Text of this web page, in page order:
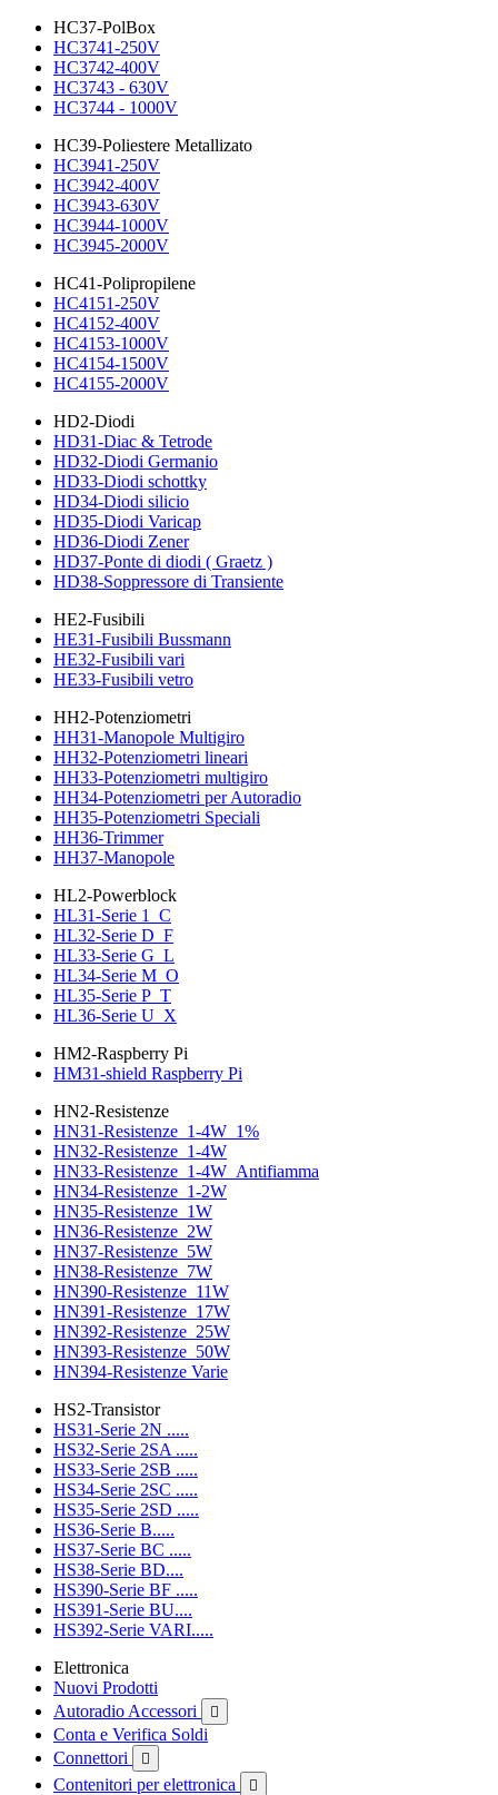
HC37-PolBox
HC3741-250V
HC3742-400V
HC3743 - 630V
HC3744 - 1000V
HC39-Poliestere Metallizato
HC3941-250V
HC3942-400V
HC3943-630V
HC3944-1000V
HC3945-2000V
HC41-Polipropilene
HC4151-250V
HC4152-400V
HC4153-1000V
HC4154-1500V
HC4155-2000V
HD2-Diodi
HD31-Diac & Tetrode
HD32-Diodi Germanio
HD33-Diodi schottky
HD34-Diodi silicio
HD35-Diodi Varicap
HD36-Diodi Zener
HD37-Ponte di diodi ( Graetz )
HD38-Soppressore di Transiente
HE2-Fusibili
HE31-Fusibili Bussmann
HE32-Fusibili vari
HE33-Fusibili vetro
HH2-Potenziometri
HH31-Manopole Multigiro
HH32-Potenziometri lineari
HH33-Potenziometri multigiro
HH34-Potenziometri per Autoradio
HH35-Potenziometri Speciali
HH36-Trimmer
HH37-Manopole
HL2-Powerblock
HL31-Serie 1_C
HL32-Serie D_F
HL33-Serie G_L
HL34-Serie M_O
HL35-Serie P_T
HL36-Serie U_X
HM2-Raspberry Pi
HM31-shield Raspberry Pi
HN2-Resistenze
HN31-Resistenze_1-4W_1%
HN32-Resistenze_1-4W
HN33-Resistenze_1-4W_Antifiamma
HN34-Resistenze_1-2W
HN35-Resistenze_1W
HN36-Resistenze_2W
HN37-Resistenze_5W
HN38-Resistenze_7W
HN390-Resistenze_11W
HN391-Resistenze_17W
HN392-Resistenze_25W
HN393-Resistenze_50W
HN394-Resistenze Varie
HS2-Transistor
HS31-Serie 2N .....
HS32-Serie 2SA .....
HS33-Serie 2SB .....
HS34-Serie 2SC .....
HS35-Serie 2SD .....
HS36-Serie B.....
HS37-Serie BC .....
HS38-Serie BD....
HS390-Serie BF .....
HS391-Serie BU....
HS392-Serie VARI.....
Elettronica
Nuovi Prodotti
Autoradio Accessori

Conta e Verifica Soldi
Connettori

Contenitori per elettronica 